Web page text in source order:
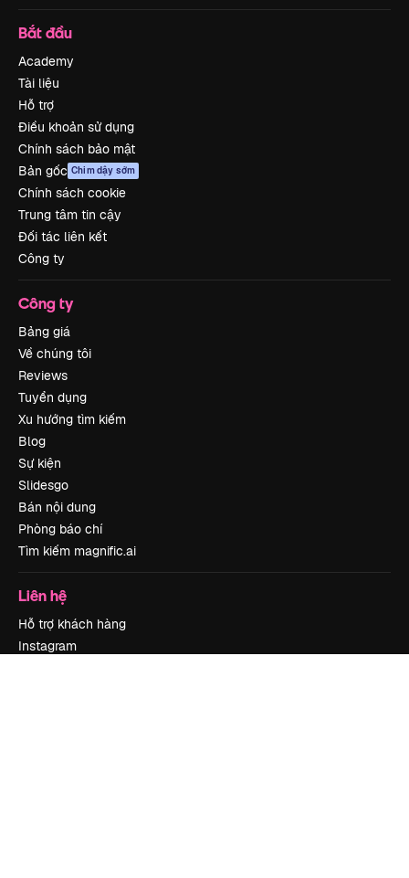
Bắt đầu
Academy
Tài liệu
Hỗ trợ
Điều khoản sử dụng
Chính sách bảo mật
Bản gốc Chim dậy sớm
Chính sách cookie
Trung tâm tin cậy
Đối tác liên kết
Công ty
Công ty
Bảng giá
Về chúng tôi
Reviews
Tuyển dụng
Xu hướng tìm kiếm
Blog
Sự kiện
Slidesgo
Bán nội dung
Phòng báo chí
Tìm kiếm magnific.ai
Liên hệ
Hỗ trợ khách hàng
Instagram